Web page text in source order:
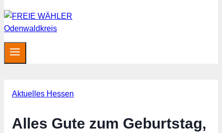
Aktuelles Hessen
Alles Gute zum Geburtstag,